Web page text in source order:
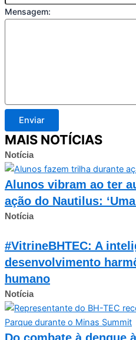
Mensagem:
Enviar
MAIS NOTÍCIAS
Notícia
Alunos vibram ao ter
ação do Nautilus:
Notícia
#VitrineBHTEC: A
desenvolvimento
humano
Notícia